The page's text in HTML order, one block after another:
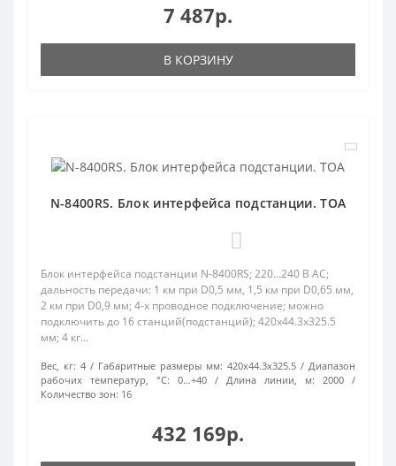
7 487р.
В КОРЗИНУ
N-8400RS. Блок интерфейса подстанции. TOA
Блок интерфейса подстанции N-8400RS; 220...240 В AC;
дальность передачи: 1 км при D0,5 мм, 1,5 км при D0,65 мм,
2 км при D0,9 мм; 4-х проводное подключение; можно
подключить до 16 станций(подстанций); 420х44.3х325.5
мм; 4 кг...
Вес, кг: 4 Габаритные размеры мм: 420х44.3х325.5
Диапазон
рабочих температур, °С:
0…+40 Длина линии, м:
2000
Количество зон: 16
432 169р.